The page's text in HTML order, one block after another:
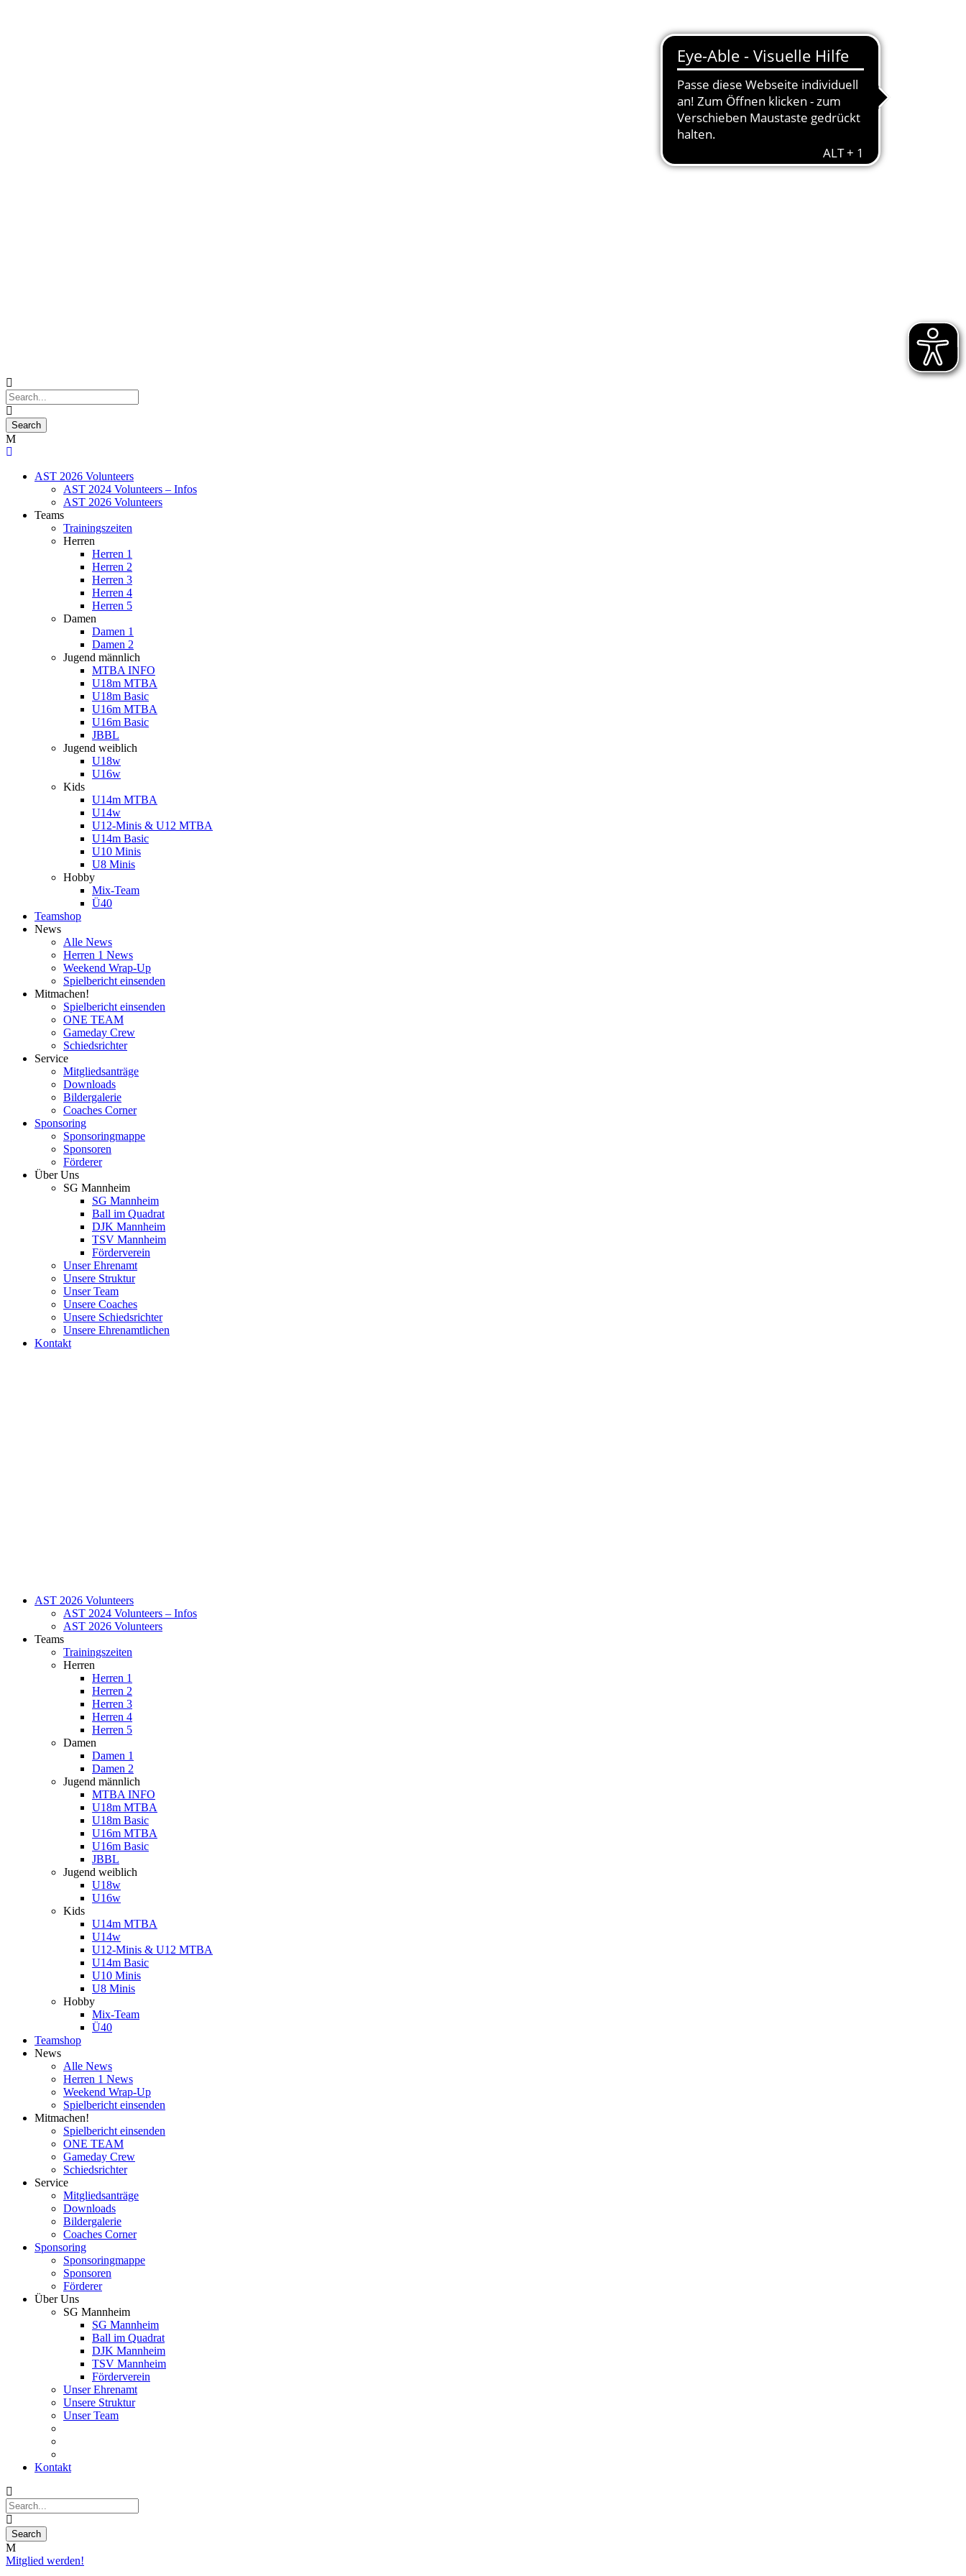
AST 2026 Volunteers
AST 2024 Volunteers – Infos
AST 2026 Volunteers
Teams
Trainingszeiten
Herren
Herren 1
Herren 2
Herren 3
Herren 4
Herren 5
Damen
Damen 1
Damen 2
Jugend männlich
MTBA INFO
U18m MTBA
U18m Basic
U16m MTBA
U16m Basic
JBBL
Jugend weiblich
U18w
U16w
Kids
U14m MTBA
U14w
U12-Minis & U12 MTBA
U14m Basic
U10 Minis
U8 Minis
Hobby
Mix-Team
Ü40
Teamshop
News
Alle News
Herren 1 News
Weekend Wrap-Up
Spielbericht einsenden
Mitmachen!
Spielbericht einsenden
ONE TEAM
Gameday Crew
Schiedsrichter
Service
Mitgliedsanträge
Downloads
Bildergalerie
Coaches Corner
Sponsoring
Sponsoringmappe
Sponsoren
Förderer
Über Uns
SG Mannheim
SG Mannheim
Ball im Quadrat
DJK Mannheim
TSV Mannheim
Förderverein
Unser Ehrenamt
Unsere Struktur
Unser Team
Unsere Coaches
Unsere Schiedsrichter
Unsere Ehrenamtlichen
Kontakt
AST 2026 Volunteers
AST 2024 Volunteers – Infos
AST 2026 Volunteers
Teams
Trainingszeiten
Herren
Herren 1
Herren 2
Herren 3
Herren 4
Herren 5
Damen
Damen 1
Damen 2
Jugend männlich
MTBA INFO
U18m MTBA
U18m Basic
U16m MTBA
U16m Basic
JBBL
Jugend weiblich
U18w
U16w
Kids
U14m MTBA
U14w
U12-Minis & U12 MTBA
U14m Basic
U10 Minis
U8 Minis
Hobby
Mix-Team
Ü40
Teamshop
News
Alle News
Herren 1 News
Weekend Wrap-Up
Spielbericht einsenden
Mitmachen!
Spielbericht einsenden
ONE TEAM
Gameday Crew
Schiedsrichter
Service
Mitgliedsanträge
Downloads
Bildergalerie
Coaches Corner
Sponsoring
Sponsoringmappe
Sponsoren
Förderer
Über Uns
SG Mannheim
SG Mannheim
Ball im Quadrat
DJK Mannheim
TSV Mannheim
Förderverein
Unser Ehrenamt
Unsere Struktur
Unser Team
Kontakt
Mitglied werden!